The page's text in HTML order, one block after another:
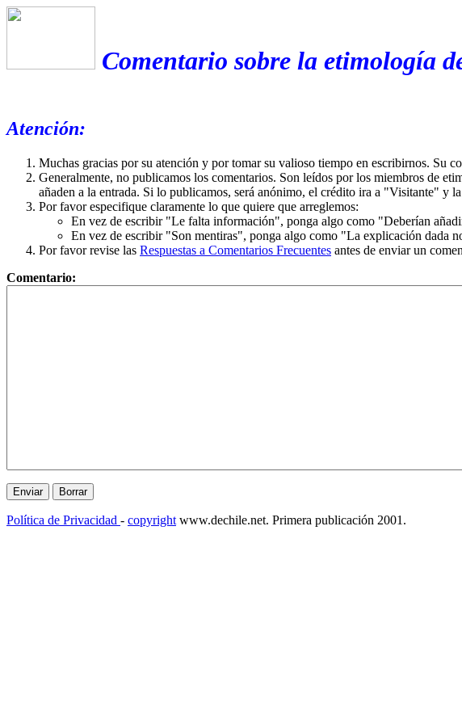
Comentario sobre la etimología
Atención:
Muchas gracias por su atención y por tomar su valioso tiempo en escribirnos. Su
Generalmente, no publicamos los comentarios. Son leídos por los miembros de
añaden a la entrada. Si lo publicamos, será anónimo, el crédito ira a "Visitante" y
Por favor especifique claramente lo que quiere que arreglemos:
En vez de escribir "Le falta información", ponga algo como "Deberían
En vez de escribir "Son mentiras", ponga algo como "La explicación dada
Por favor revise las Respuestas a Comentarios Frecuentes antes de enviar un
Comentario:
Política de Privacidad - copyright www.dechile.net. Primera publicación 2001.